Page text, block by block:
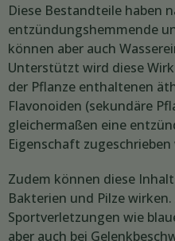
Diese Bestandteile haben
entzündungshemmende
können aber auch
Unterstützt wird diese
der Pflanze enthaltenen
Flavonoiden (sekundäre
gleichermaßen eine
Eigenschaft zugeschrieben
Zudem können diese
Bakterien und Pilze
Sportverletzungen wie
aber auch bei